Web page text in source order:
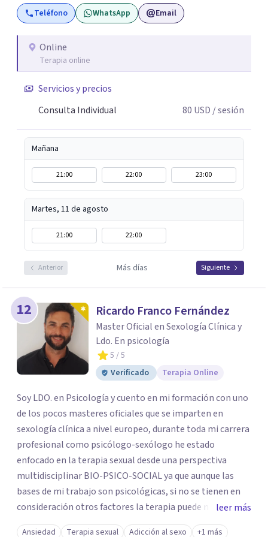
niños, Adolescentes y Adultos
Teléfono WhatsApp Email
Online
Terapia online
Servicios y precios
Consulta Individual
80 USD / sesión
Mañana
21:00 22:00 23:00
Martes, 11 de agosto
21:00 22:00
Anterior Más días Siguiente
12 Ricardo Franco Fernández
Master Oficial en Sexología Clínica y
Ldo. En psicología
5 / 5
Verificado
Terapia Online
Soy LDO. en Psicología y cuento en mi formación con uno
de los pocos masteres oficiales que se imparten en
sexología clínica a nivel europeo, durante toda mi carrera
profesional como psicólogo-sexólogo he estado
enfocado en la terapia sexual desde una perspectiva
multidisciplinar BIO-PSICO-SOCIAL ya que aunque las
bases de mi trabajo son psicológicas, si no se tienen en
consideración otros factores la terapia puede no
funcionar al tener una visión demasiado simplista,
leer más
Ansiedad Terapia sexual Adicción al sexo +1 más